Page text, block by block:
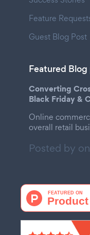
Feature
Guest Blog Post
Featured Blog
Converting
Black Friday &
Online
overall retail
Posted by on